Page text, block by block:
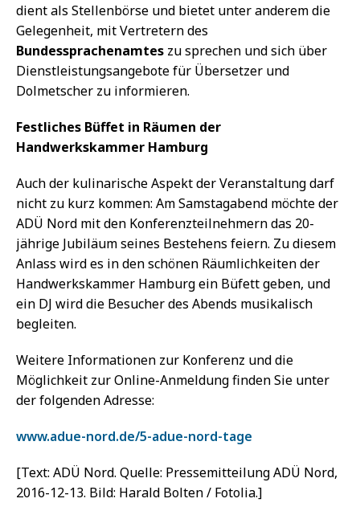
dient als Stellenbörse und bietet unter anderem die
Gelegenheit, mit Vertretern des
Bundessprachenamtes zu sprechen und sich über
Dienstleistungsangebote für Übersetzer und
Dolmetscher zu informieren.
Festliches Büffet in Räumen der
Handwerkskammer Hamburg
Auch der kulinarische Aspekt der Veranstaltung darf
nicht zu kurz kommen: Am Samstagabend möchte der
ADÜ Nord mit den Konferenzteilnehmern das 20-
jährige Jubiläum seines Bestehens feiern. Zu diesem
Anlass wird es in den schönen Räumlichkeiten der
Handwerkskammer Hamburg ein Büfett geben, und
ein DJ wird die Besucher des Abends musikalisch
begleiten.
Weitere Informationen zur Konferenz und die
Möglichkeit zur Online-Anmeldung finden Sie unter
der folgenden Adresse:
www.adue-nord.de/5-adue-nord-tage
[Text: ADÜ Nord. Quelle: Pressemitteilung ADÜ Nord,
2016-12-13. Bild: Harald Bolten / Fotolia.]